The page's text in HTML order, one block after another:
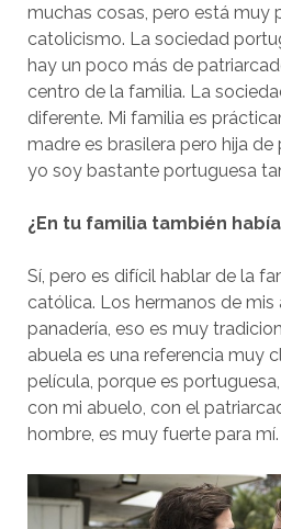
muchas cosas, pero está muy
catolicismo. La sociedad
hay un poco más de
centro de la familia. La
diferente. Mi familia es
madre es brasilera pero hija
yo soy bastante portuguesa
¿En tu familia también
Sí, pero es difícil hablar de la
católica. Los hermanos de mis
panadería, eso es muy
abuela es una referencia muy
película, porque es
con mi abuelo, con el
hombre, es muy fuerte para mí.